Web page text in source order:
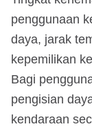
penggunaan
daya, jarak
kepemilikan
Bagi
pengisian
kendaraan